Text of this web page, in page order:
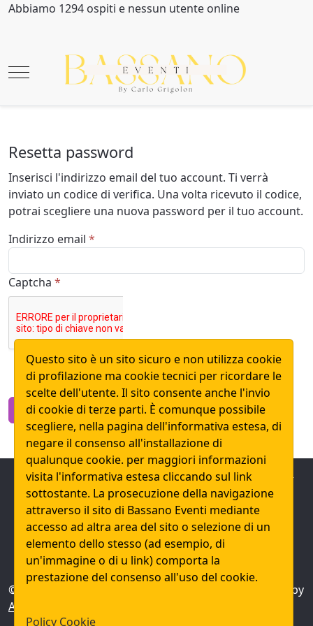
Abbiamo 1294 ospiti e nessun utente online
Mobile Menu Toggle
Resetta password
Inserisci l'indirizzo email del tuo account. Ti verrà
inviato un codice di verifica. Una volta ricevuto il codice,
potrai scegliere una nuova password per il tuo account.
Indirizzo email *
Captcha *
Invia
Informativa sulle Policy dei Cookie e della Privaci del
sito ai sensi dell'art. 13 del regolamento europeo
2016/679Privacy Policy
I nostri riferimenti telefono: +39.0423.755028
+39.328.935.09.17 mail: info@bassanoeventi.it
© Bassano Eventi 2026, Powered by
. Design by
Astroid Framework
Questo sito è un sito sicuro e non utilizza cookie
di profilazione ma cookie tecnici per ricordare le
scelte dell'utente. Il sito consente anche l'invio
di cookie di terze parti. È comunque possibile
scegliere, nella pagina dell'informativa estesa, di
negare il consenso all'installazione di
qualunque cookie. per maggiori informazioni
visita l'informativa estesa cliccando sul link
sottostante. La prosecuzione della navigazione
attraverso il sito di Bassano Eventi mediante
accesso ad altra area del sito o selezione di un
elemento dello stesso (ad esempio, di
un'immagine o di u link) comporta la
prestazione del consenso all'uso del cookie.
Policy Cookie